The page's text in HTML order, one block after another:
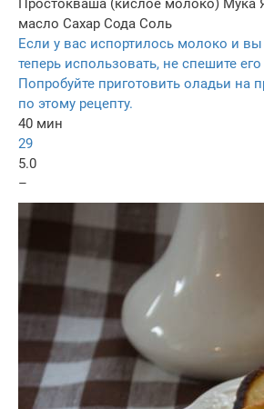
Простокваша (кислое молоко) Мука
масло Сахар Сода Соль
Если у вас испортилось молоко и вы
теперь использовать, не спешите
Попробуйте приготовить оладьи на
по этому рецепту.
40 мин
29
5.0
–